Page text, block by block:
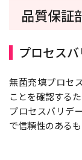
品質保証
プロセス
無菌充填プロセ
ことを確認する
プロセスバリデ
で信頼性のある